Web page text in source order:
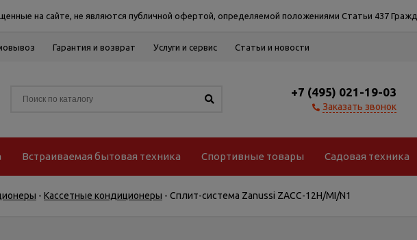
на сайте, не являются публичной офертой, определяемой положениями Статьи 437
Гарантия и возврат Услуги и сервис Статьи и новости
+7 (495) 021-19-03
Заказать звонок
Встраиваемая бытовая техника Спортивные товары Садовая техника
- Кассетные кондиционеры - Сплит-система Zanussi ZACC-12H/MI/N1